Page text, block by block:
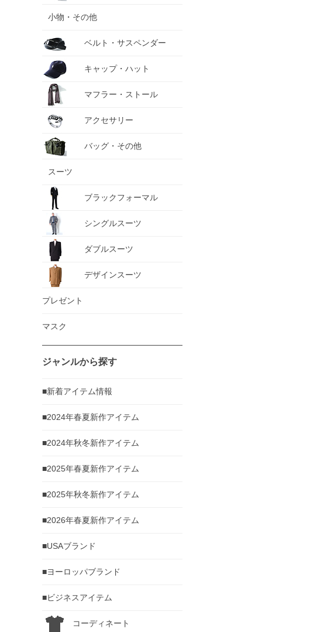
小物・その他
ベルト・サスペンダー
キャップ・ハット
マフラー・ストール
アクセサリー
バッグ・その他
スーツ
ブラックフォーマル
シングルスーツ
ダブルスーツ
デザインスーツ
プレゼント
マスク
ジャンルから探す
■新着アイテム情報
■2024年春夏新作アイテム
■2024年秋冬新作アイテム
■2025年春夏新作アイテム
■2025年秋冬新作アイテム
■2026年春夏新作アイテム
■USAブランド
■ヨーロッパブランド
■ビジネスアイテム
コーディネート